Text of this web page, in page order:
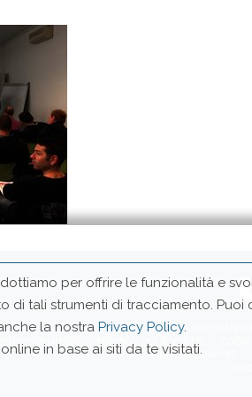
FORNITORI
PRIVACY POLICY WEB
WHISTLEBLOWING
per offrire le funzionalità e
di tali strumenti di tracciamento. Puoi
la nostra Privacy Policy.
in base ai siti da te visitati.